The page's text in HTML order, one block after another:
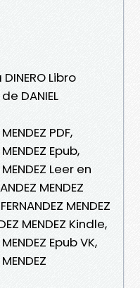
Libro
DANIEL
PDF,
MENDEZ Epub,
MENDEZ Leer en
MENDEZ
MENDEZ
MENDEZ Kindle,
MENDEZ Epub VK,